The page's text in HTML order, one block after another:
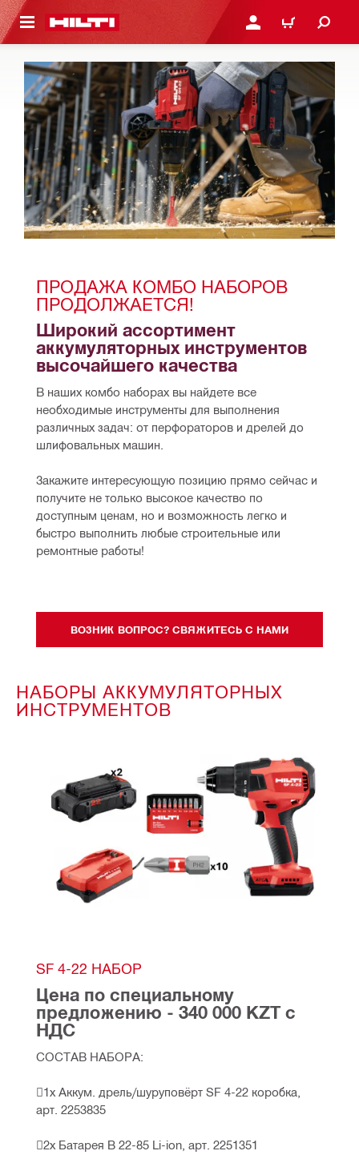
КОНТЕНТУ ВОЙДИТЕ В СВОЮ
КОРЗИНА
ПРОДАЖА КОМБО НАБОРОВ
ПРОДОЛЖАЕТСЯ!
Широкий ассортимент
аккумуляторных инструментов
высочайшего качества
В наших комбо наборах вы найдете все
необходимые инструменты для выполнения
различных задач: от перфораторов и дрелей до
шлифовальных машин.
Закажите интересующую позицию прямо сейчас и
получите не только высокое качество по
доступным ценам, но и возможность легко и
быстро выполнить любые строительные или
ремонтные работы!
ВОЗНИК ВОПРОС? СВЯЖИТЕСЬ С НАМИ
НАБОРЫ АККУМУЛЯТОРНЫХ
ИНСТРУМЕНТОВ
SF 4-22 НАБОР
Цена по специальному
предложению - 340 000 KZT с
НДС
СОСТАВ НАБОРА:
1х Аккум. дрель/шуруповёрт SF 4-22 коробка,
арт. 2253835
2х Батарея B 22-85 Li-ion, арт. 2251351